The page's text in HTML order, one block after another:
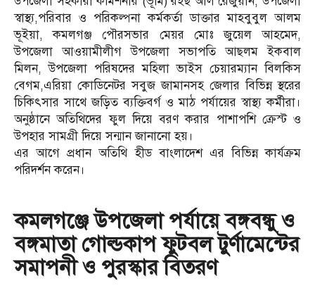
স্বাস্থ্য,পরিবার ও পরিকল্পনা কর্মকর্তা ডাক্তার মাহবুবুল আলম
ভূইয়া, কমলগঞ্জ পৌরসভার মেয়র মোঃ জুয়েল আহমেদ,
উপজেলা আওয়ামীলীগ উপজেলা সভাপতি আছলম ইকবাল
মিলন, উপজেলা পরিষদের মহিলা ভাইস চেয়ারম্যান বিলকিস
বেগম,এরিয়া কোডিনেটর সবুজ জামানসহ জেলার বিভিন্ন স্থরের
চিকিৎসার সাথে জড়িত ব্যক্তিবর্গ ও মাঠ পর্যায়ের স্বাস্থ্য কর্মীরা।
অনুষ্ঠানে অতিথিদের ফুল দিয়ে বরণ করার পাশাপশি ক্রেস্ট ও
উপহার সামগ্রী দিয়ে সন্মান জানানো হয়।
এর আগে প্রধান অতিথি হীড বাংলাদেশ এর বিভিন্ন কার্যক্রম
পরিদর্শন করেন।
কমলগঞ্জে উপজেলা পর্যায়ে বঙ্গবন্ধু ও
বঙ্গমাতা গোল্ডকাপ ফুটবল টুর্ণামেন্টের
সমাপনী ও পুরস্কার বিতরণ